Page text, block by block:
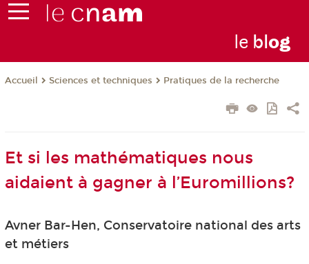
le blog
Accueil Sciences et techniques Pratiques de la recherche
Et si les mathématiques nous
aidaient à gagner à l’Euromillions?
Avner Bar-Hen, Conservatoire national des arts
et métiers